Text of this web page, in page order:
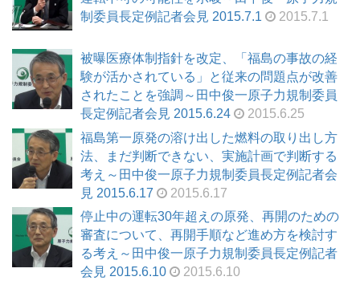
制委員長定例記者会見 2015.7.1
2015.7.1
被曝医療体制指針を改定、「福島の事故の経
験が活かされている」と従来の問題点が改善
されたことを強調～田中俊一原子力規制委員
長定例記者会見 2015.6.24
2015.6.25
福島第一原発の溶け出した燃料の取り出し方
法、まだ判断できない、実施計画で判断する
考え～田中俊一原子力規制委員長定例記者会
見 2015.6.17
2015.6.17
停止中の運転30年超えの原発、再開のための
審査について、再開手順など進め方を検討す
る考え～田中俊一原子力規制委員長定例記者
会見 2015.6.10
2015.6.10